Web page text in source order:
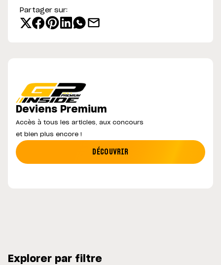
Partager sur:
Deviens Premium
Accès à tous les articles, aux concours
et bien plus encore !
DÉCOUVRIR
Explorer par filtre